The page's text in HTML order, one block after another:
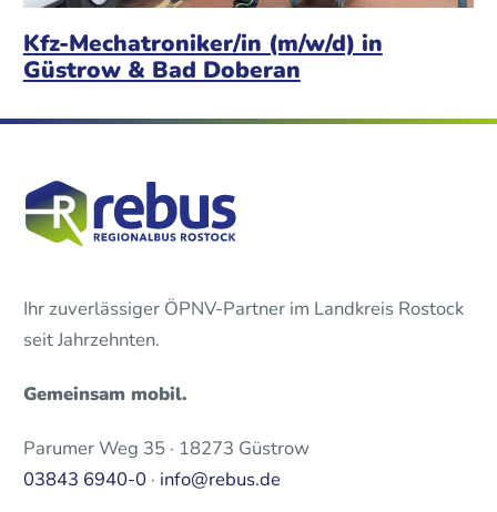
Kfz-Mechatroniker/in (m/w/d) in
Güstrow & Bad Doberan
Ihr zuverlässiger ÖPNV-Partner im Landkreis Rostock
seit Jahrzehnten.
Gemeinsam mobil.
Parumer Weg 35 · 18273 Güstrow
03843 6940-0 · info@rebus.de